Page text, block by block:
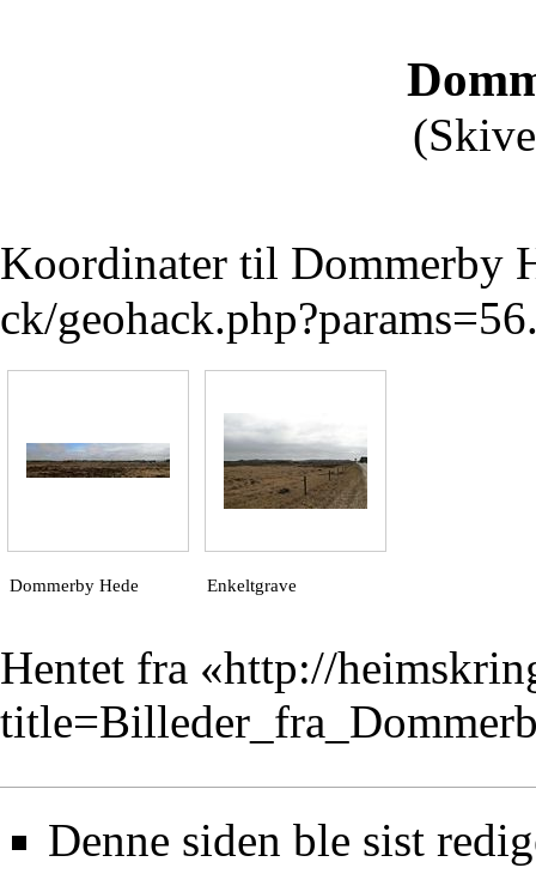
Koordinater til Dommerby
Dommerby Hede Enkeltgrave
Hentet fra «http://
Denne siden ble sist